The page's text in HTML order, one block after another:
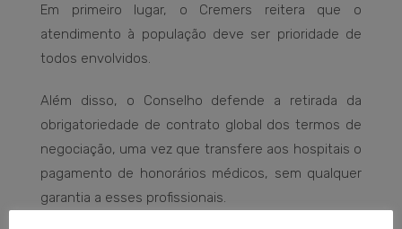
Em primeiro lugar, o Cremers reitera que o
atendimento à população deve ser prioridade de
todos envolvidos.
Além disso, o Conselho defende a retirada da
obrigatoriedade de contrato global dos termos de
negociação, uma vez que transfere aos hospitais o
pagamento de honorários médicos, sem qualquer
garantia a esses profissionais.